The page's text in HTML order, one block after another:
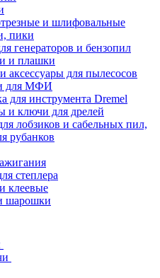
и шлифовальные
пики
генераторов и бензопил
и плашки
для пылесосов
для МФИ
для инструмента Dremel
и ключи для дрелей
лобзиков и сабельных пил,
рубанков
степлера
клеевые
шарошки